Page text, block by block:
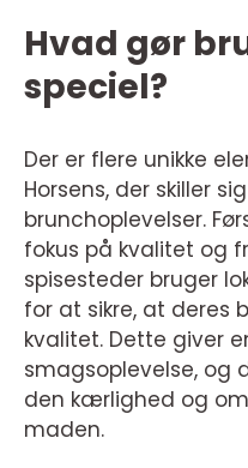
Hvad gør
speciel?
Der er flere unikke
Horsens, der skiller
brunchoplevelser.
fokus på kvalitet og
spisesteder bruger
for at sikre, at deres
kvalitet. Dette giver
smagsoplevelse, og
den kærlighed og
maden.